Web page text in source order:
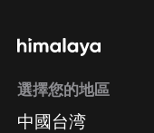
選擇您的地區
中國台湾